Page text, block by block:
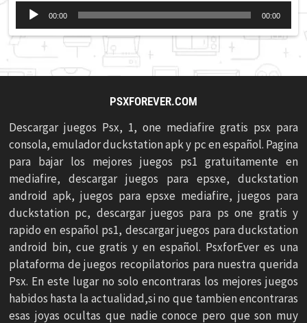
Reproductor
de
audio
00:00 00:00
PSXFOREVER.COM
Descargar juegos Psx, 1, one mediafire gratis psx para
consola, emulador duckstation apk y pc en español. Pagina
para bajar los mejores juegos ps1 gratuitamente en
mediafire, descargar juegos para epsxe, duckstation
android apk, juegos para epsxe mediafire, juegos para
duckstation pc, descargar juegos para ps one gratis y
rapido en español ps1, descargar juegos para duckstation
android bin, cue gratis y en español. PsxforEver es una
plataforma de juegos recopilatorios para nuestra querida
Psx. En este lugar no solo encontraras los mejores juegos
habidos hasta la actualidad,si no que tambien encontraras
esas joyas ocultas que nadie conoce pero que son muy